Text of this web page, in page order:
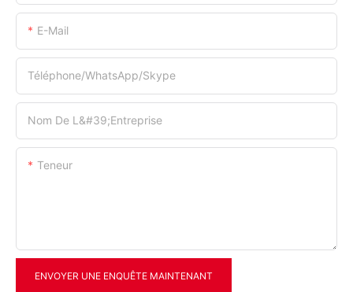
E-Mail
Téléphone/WhatsApp/Skype
Nom De L&#39;entreprise
Teneur
ENVOYER UNE ENQUÊTE MAINTENANT